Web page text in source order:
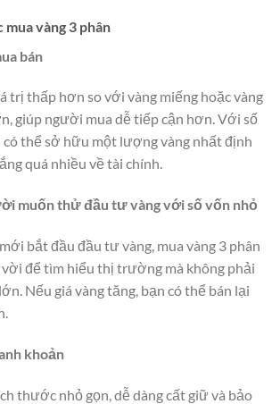
vàng 3 phân
bán
trị thấp hơn so với vàng miếng hoặc vàng
giúp người mua dễ tiếp cận hơn. Với số
có thể sở hữu một lượng vàng nhất định
quá nhiều về tài chính.
muốn thử đầu tư vàng với số vốn nhỏ
bắt đầu đầu tư vàng, mua vàng 3 phân
để tìm hiểu thị trường mà không phải
Nếu giá vàng tăng, bạn có thể bán lại
khoản
thước nhỏ gọn, dễ dàng cất giữ và bảo